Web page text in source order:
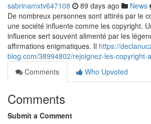
sabrinamxtv647108 89 days ago News
De nombreux personnes sont attirés par le
une société influente comme les copyright.
influence sert souvent alimenté par les
affirmations enigmatiques. Il https://
blog.com/38994802/rejoignez-les-copyright-
Comments
Who Upvoted
Comments
Submit a Comment